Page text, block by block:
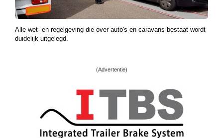
Alle wet- en regelgeving die over auto's en caravans bestaat wordt
duidelijk uitgelegd.
(Advertentie)